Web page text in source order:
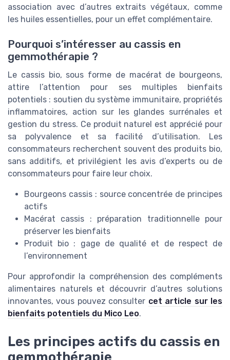
association avec d’autres extraits végétaux, comme
les huiles essentielles, pour un effet complémentaire.
Pourquoi s’intéresser au cassis en
gemmothérapie ?
Le cassis bio, sous forme de macérat de bourgeons,
attire l’attention pour ses multiples bienfaits
potentiels : soutien du système immunitaire, propriétés
inflammatoires, action sur les glandes surrénales et
gestion du stress. Ce produit naturel est apprécié pour
sa polyvalence et sa facilité d’utilisation. Les
consommateurs recherchent souvent des produits bio,
sans additifs, et privilégient les avis d’experts ou de
consommateurs pour faire leur choix.
Bourgeons cassis : source concentrée de principes
actifs
Macérat cassis : préparation traditionnelle pour
préserver les bienfaits
Produit bio : gage de qualité et de respect de
l’environnement
Pour approfondir la compréhension des compléments
alimentaires naturels et découvrir d’autres solutions
innovantes, vous pouvez consulter cet article sur les
bienfaits potentiels du Mico Leo.
Les principes actifs du cassis en
gemmothérapie